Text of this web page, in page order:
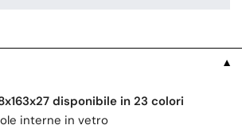
▼
disponibile in 23 colori
interne in vetro